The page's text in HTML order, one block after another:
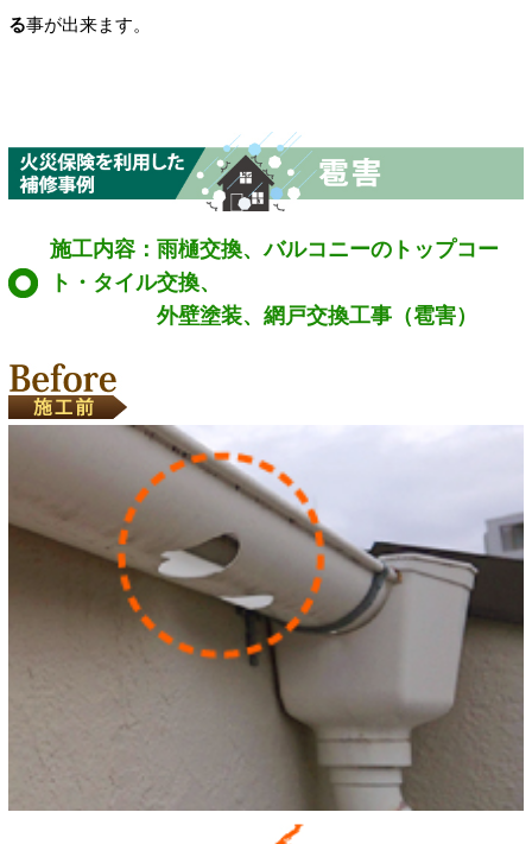
る事が出来ます。
施工内容：雨樋交換、バルコニーのトップコー
ト・タイル交換、
外壁塗装、網戸交換工事（雹害）